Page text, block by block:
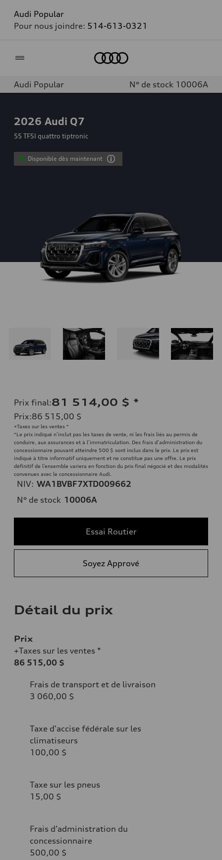
Audi Popular
Pour nous joindre: 514-613-0321
Audi Popular N° de stock 10006A
2026 Audi Q7
55 TFSI quattro tiptronic
Disponible dès maintenant
Prix final:81 514,00 $ *
Prix:86 515,00 $
+Taxes sur les ventes *
*Le prix indiqué n’inclut pas les taxes de vente, ni les frais liés au permis de
conduire, aux assurances et à l’immatriculation. Des frais d’administration du
concessionnaire pouvant atteindre 500 $ sont inclus dans le prix. Le prix est
indiqué à titre informatif uniquement et ne constitue pas une offre. Le prix
définitif de l’ensemble variera en fonction du prix final négocié et des modalités
convenues avec le concessionnaire Audi.
NIV: WA1BVBF7XTD009662
N° de stock 10006A
Essai Routier
Soyez Apprové
Détail du prix
Prix
+Taxes sur les ventes *
86 515,00 $
Frais de transport et de livraison
3 060,00 $
Taxe d'accise fédérale sur les
climatiseurs
100,00 $
Taxe sur les pneus
15,00 $
Frais d’administration du
concessionnaire
500,00 $